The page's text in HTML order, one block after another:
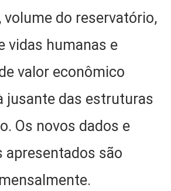
volume do reservatório,
vidas humanas e
valor econômico
jusante das estruturas
Os novos dados e
apresentados são